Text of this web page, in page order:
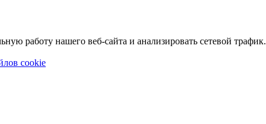
работу нашего веб-сайта и анализировать сетевой трафик.
cookie